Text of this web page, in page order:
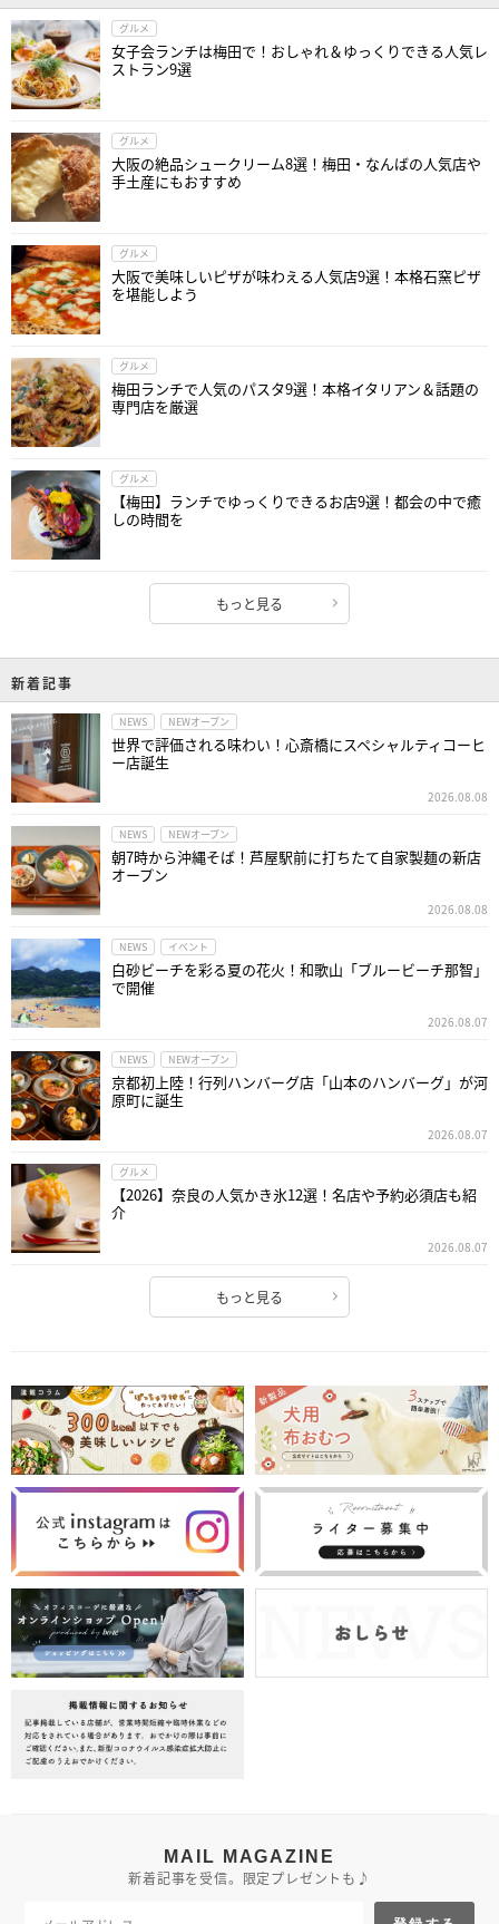
グルメ
女子会ランチは梅田で！おしゃれ＆ゆっくりできる人気レ
ストラン9選
グルメ
大阪の絶品シュークリーム8選！梅田・なんばの人気店や
手土産にもおすすめ
グルメ
大阪で美味しいピザが味わえる人気店9選！本格石窯ピザ
を堪能しよう
グルメ
梅田ランチで人気のパスタ9選！本格イタリアン＆話題の
専門店を厳選
グルメ
【梅田】ランチでゆっくりできるお店9選！都会の中で癒
しの時間を
もっと見る
新着記事
NEWS NEWオープン
世界で評価される味わい！心斎橋にスペシャルティコーヒ
ー店誕生
2026.08.08
NEWS NEWオープン
朝7時から沖縄そば！芦屋駅前に打ちたて自家製麺の新店
オープン
2026.08.08
NEWS イベント
白砂ビーチを彩る夏の花火！和歌山「ブルービーチ那智」
で開催
2026.08.07
NEWS NEWオープン
京都初上陸！行列ハンバーグ店「山本のハンバーグ」が河
原町に誕生
2026.08.07
グルメ
【2026】奈良の人気かき氷12選！名店や予約必須店も紹
介
2026.08.07
もっと見る
MAIL MAGAZINE
新着記事を受信。限定プレゼントも♪